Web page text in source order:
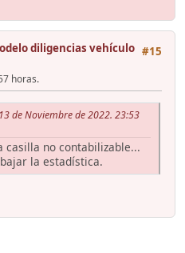
#15
diligencias vehículo
horas.
de Noviembre de 2022. 23:53
casilla no contabilizable...
la estadística.